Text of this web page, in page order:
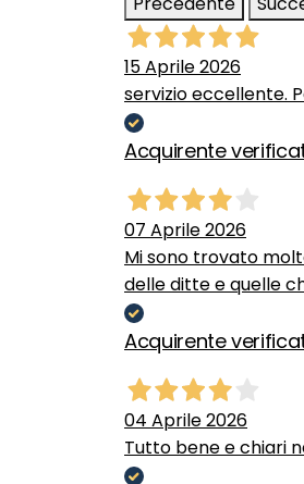
15 Aprile 2026
servizio eccellente.
Acquirente
07 Aprile 2026
Mi sono trovato
delle ditte e quelle
Acquirente
04 Aprile 2026
Tutto bene e chiari